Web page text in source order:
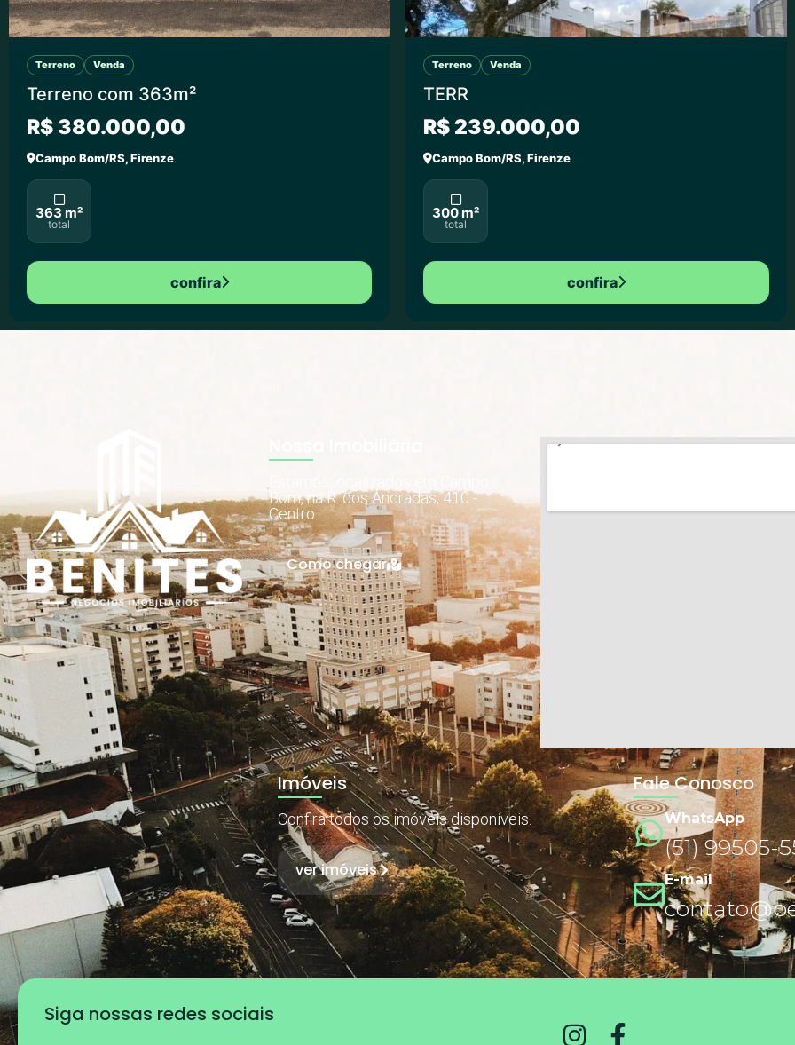
Terreno Venda
Terreno com 363m²
R$ 380.000,00
Campo Bom/RS, Firenze
363 m²
total
confira
Terreno Venda
TERR
R$ 239.000,00
Campo Bom/RS, Firenze
300 m²
total
confira
Bom, na R. dos Andradas, 410 -
Centro.
Como chegar
Imóveis
Confira todos os imóveis disponíveis.
ver imóveis
Fale Conosco
WhatsApp
(51) 99505-
E-mail
Siga nossas redes sociais